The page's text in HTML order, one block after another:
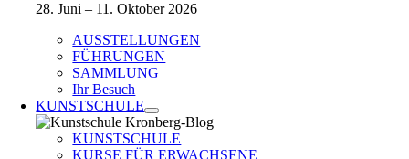
28. Juni – 11. Oktober 2026
AUSSTELLUNGEN
FÜHRUNGEN
SAMMLUNG
Ihr Besuch
KUNSTSCHULE
KUNSTSCHULE
KURSE FÜR ERWACHSENE